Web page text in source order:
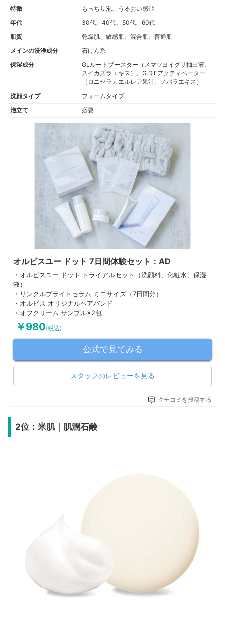
特徴
もっちり泡、うるおい感◎
年代
30代、40代、50代、60代
肌質
乾燥肌、敏感肌、混合肌、普通肌
メインの洗浄成分
石けん系
保湿成分
GLルートブースター（メマツヨイグサ抽出液、
スイカズラエキス）、G.D.Fアクティベーター
（ロニセラカエルレア果汁、ノバラエキス）
洗顔タイプ
フォームタイプ
泡立て
必要
オルビスユー ドット 7日間体験セット：AD
・オルビスユー ドット トライアルセット（洗顔料、化粧水、保湿
液）
・リンクルブライトセラム ミニサイズ（7日間分）
・オルビス オリジナルヘアバンド
・オフクリーム サンプル×2包
￥980(税込)
公式で見てみる
スタッフのレビューを見る
クチコミを投稿する
2位：米肌｜肌潤石鹸